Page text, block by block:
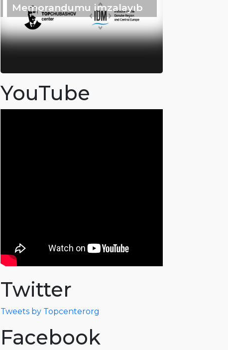
Memorandumu imzalayıb
YouTube
Twitter
Tweets by Topcenterorg
Facebook